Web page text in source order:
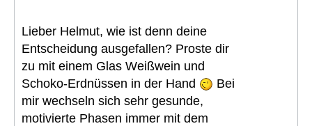
Lieber Helmut, wie ist denn deine
Entscheidung ausgefallen? Proste dir
zu mit einem Glas Weißwein und
Schoko-Erdnüssen in der Hand
Bei
mir wechseln sich sehr gesunde,
motivierte Phasen immer mit dem